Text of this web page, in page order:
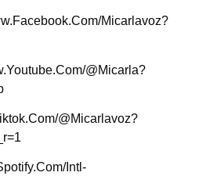
micarlavoz?
@Micarla?
@micarlavoz?
intl-